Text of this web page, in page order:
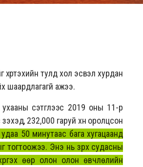
хүртэхийн тулд хол эсвэл хурдан
шаардлагагүй ажээ.
сэтгүүлээс 2019 оны 11-р
232,000 гаруй хүн оролцсон
50 минутаас бага хугацаанд
тогтоожээ. Энэ нь зүрх судасны
өөр олон олон өвчлөлийн